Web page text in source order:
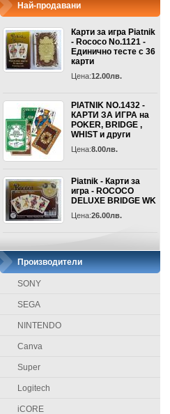
Най-продавани
Карти за игра Piatnik
- Rococo No.1121 -
Единично тесте с 36
карти
Цена:12.00лв.
PIATNIK NO.1432 -
КАРТИ ЗА ИГРА на
POKER, BRIDGE ,
WHIST и други
Цена:8.00лв.
Piatnik - Карти за
игра - ROCOCO
DELUXE BRIDGE WK
Цена:26.00лв.
Производители
SONY
SEGA
NINTENDO
Canva
Super
Logitech
iCORE